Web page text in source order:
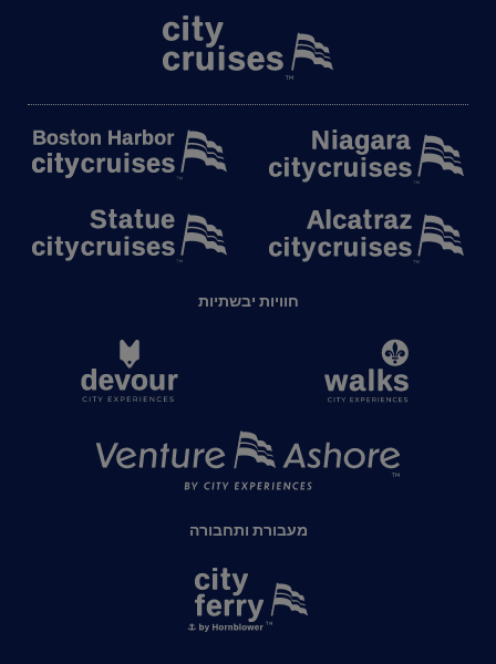
חוויות יבשתיות
מעבורת ותחבורה